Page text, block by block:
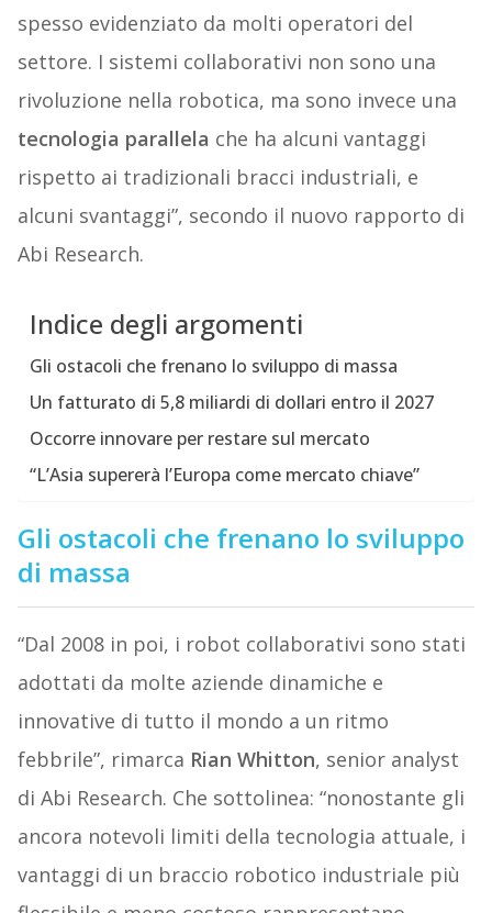
spesso evidenziato da molti operatori del
settore. I sistemi collaborativi non sono una
rivoluzione nella robotica, ma sono invece una
tecnologia parallela che ha alcuni vantaggi
rispetto ai tradizionali bracci industriali, e
alcuni svantaggi”, secondo il nuovo rapporto di
Abi Research.
Indice degli argomenti
Gli ostacoli che frenano lo sviluppo di massa
Un fatturato di 5,8 miliardi di dollari entro il 2027
Occorre innovare per restare sul mercato
“L’Asia supererà l’Europa come mercato chiave”
Gli ostacoli che frenano lo sviluppo
di massa
“Dal 2008 in poi, i robot collaborativi sono stati
adottati da molte aziende dinamiche e
innovative di tutto il mondo a un ritmo
febbrile”, rimarca Rian Whitton, senior analyst
di Abi Research. Che sottolinea: “nonostante gli
ancora notevoli limiti della tecnologia attuale, i
vantaggi di un braccio robotico industriale più